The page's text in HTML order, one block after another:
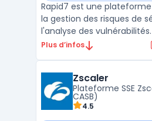
Rapid7 est une
la gestion des risques de
l'analyse des
entreprises à identifier,
d'analyse des failles de
Plus d’infos
Zscaler
Plateforme SSE
CASB)
4.5